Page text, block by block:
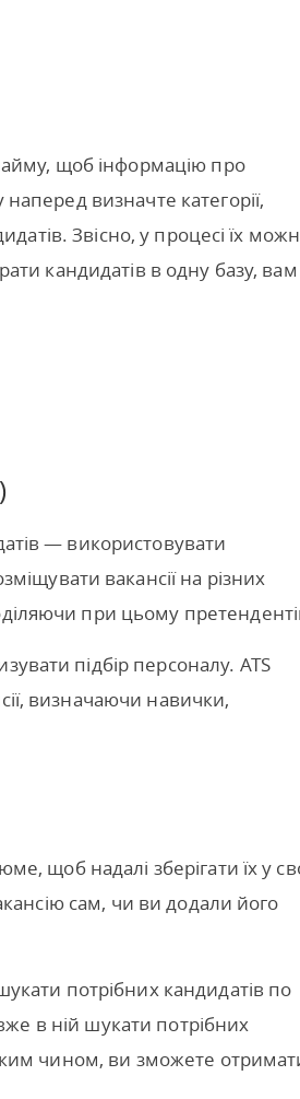
щоб інформацію про
визначте категорії,
Звісно, у процесі їх
кандидатів в одну базу, вам
— використовувати
вакансії на різних
при цьому
підбір персоналу. ATS
визначаючи навички,
щоб надалі зберігати їх у
сам, чи ви додали його
потрібних кандидатів по
в ній шукати потрібних
чином, ви зможете